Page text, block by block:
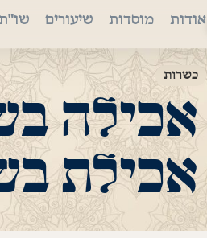
אודות מוסדות שיעורים
כשרות
אכילה
אכילת